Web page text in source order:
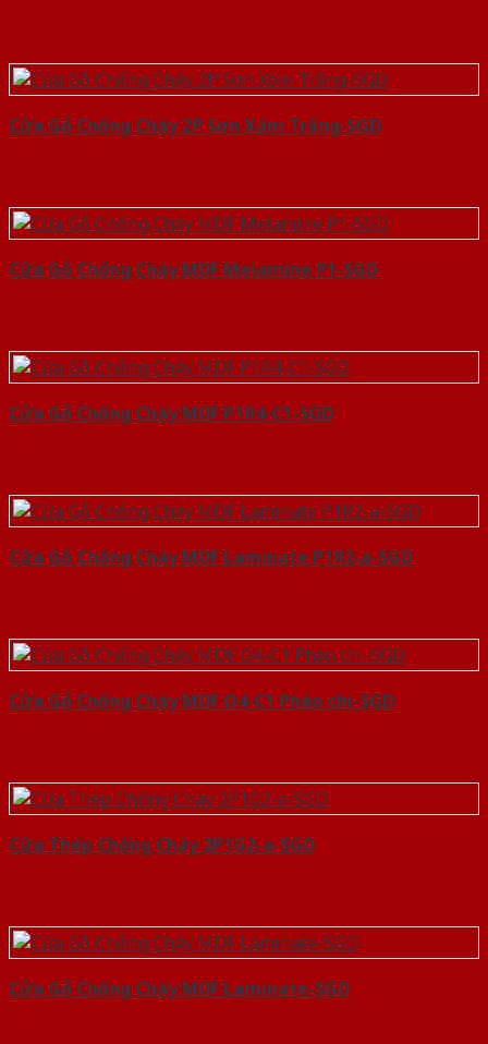
Cửa Gỗ Chống Cháy 2P Sơn Xám Trắng-SGD
Cửa Gỗ Chống Cháy MDF Melamine P1-SGD
Cửa Gỗ Chống Cháy MDF P1R4-C1-SGD
Cửa Gỗ Chống Cháy MDF Laminate P1R2-a-SGD
Cửa Gỗ Chống Cháy MDF O4-C1 Phào chi-SGD
Cửa Thép Chống Cháy 2P1G2-a-SGD
Cửa Gỗ Chống Cháy MDF Laminate-SGD